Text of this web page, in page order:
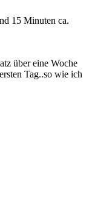
15 Minuten ca.
über eine Woche
Tag..so wie ich